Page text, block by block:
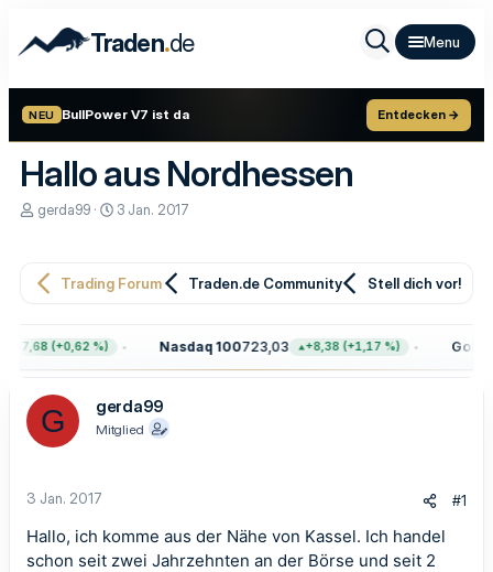
Traden.de
NEU BullPower V7 ist da Entdecken →
Hallo aus Nordhessen
E
e
r
gerda99
E
e
m
3 Jan. 2017
Trading Forum Traden.de Community Stell dich vor!
(+0,62 %) Nasdaq 100723,03 +8,38 (+1,17 %) Gold
G gerda99
Mitglied
3 Jan. 2017 #1
Hallo, ich komme aus der Nähe von Kassel. Ich handel
schon seit zwei Jahrzehnten an der Börse und seit 2